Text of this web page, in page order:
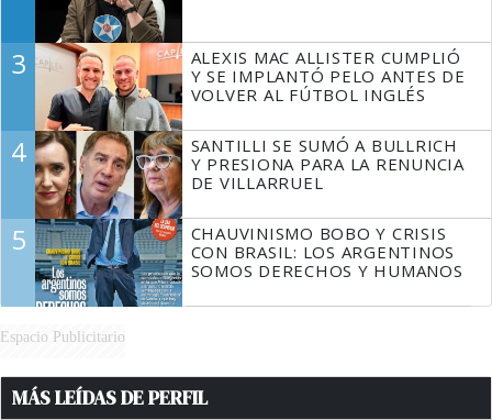
3
ALEXIS MAC ALLISTER CUMPLIÓ
Y SE IMPLANTÓ PELO ANTES DE
VOLVER AL FÚTBOL INGLÉS
4
SANTILLI SE SUMÓ A BULLRICH
Y PRESIONA PARA LA RENUNCIA
DE VILLARRUEL
5
CHAUVINISMO BOBO Y CRISIS
CON BRASIL: LOS ARGENTINOS
SOMOS DERECHOS Y HUMANOS
Espacio Publicitario
MÁS LEÍDAS DE PERFIL